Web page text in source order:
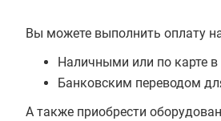
Вы можете выполнить оплату
Наличными или по карте
Банковским переводом
А также приобрести